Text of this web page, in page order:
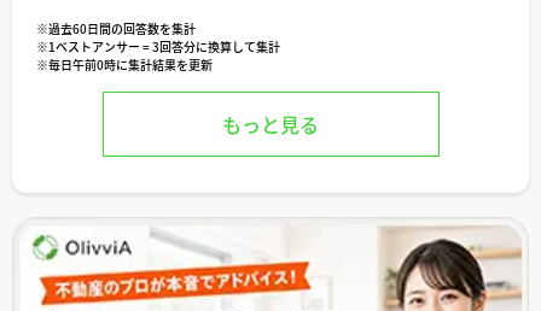
※過去60日間の回答数を集計
※1ベストアンサー = 3回答分に換算して集計
※毎日午前0時に集計結果を更新
もっと見る